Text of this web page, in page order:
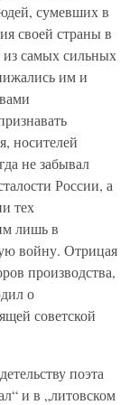
сумевших в
своей страны в
из самых сильных
им и
носителей
не забывал
России, а
тех
лишь в
войну. Отрицая
производства,
о
советской
поэта
и в „литовском